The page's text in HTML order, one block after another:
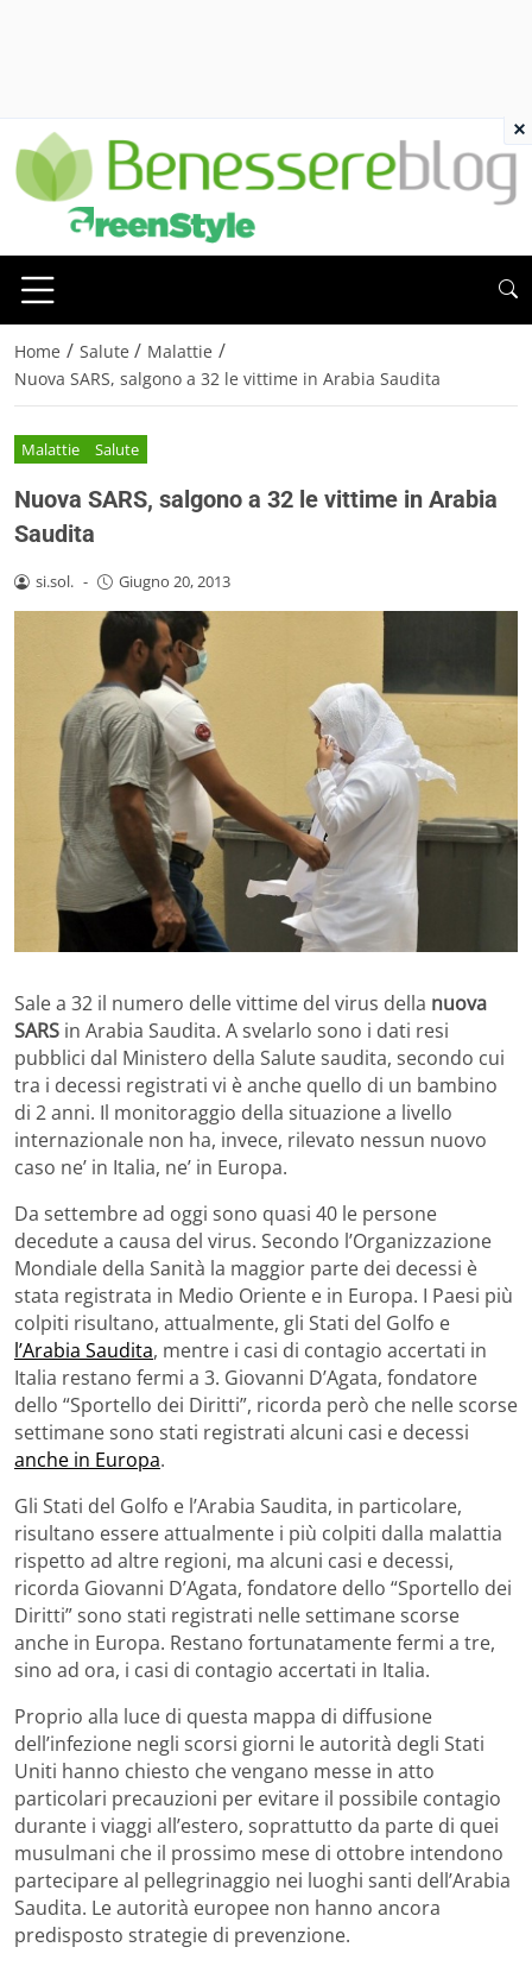
Home / Salute / Malattie /
Nuova SARS, salgono a 32 le vittime in Arabia Saudita
Malattie Salute
Nuova SARS, salgono a 32 le vittime in Arabia
Saudita
si.sol. - Giugno 20, 2013
Sale a 32 il numero delle vittime del virus della nuova
SARS in Arabia Saudita. A svelarlo sono i dati resi
pubblici dal Ministero della Salute saudita, secondo cui
tra i decessi registrati vi è anche quello di un bambino
di 2 anni. Il monitoraggio della situazione a livello
internazionale non ha, invece, rilevato nessun nuovo
caso ne’ in Italia, ne’ in Europa.
Da settembre ad oggi sono quasi 40 le persone
decedute a causa del virus. Secondo l’Organizzazione
Mondiale della Sanità la maggior parte dei decessi è
stata registrata in Medio Oriente e in Europa. I Paesi più
colpiti risultano, attualmente, gli Stati del Golfo e
l’Arabia Saudita, mentre i casi di contagio accertati in
Italia restano fermi a 3. Giovanni D’Agata, fondatore
dello “Sportello dei Diritti”, ricorda però che nelle scorse
settimane sono stati registrati alcuni casi e decessi
anche in Europa.
Gli Stati del Golfo e l’Arabia Saudita, in particolare,
risultano essere attualmente i più colpiti dalla malattia
rispetto ad altre regioni, ma alcuni casi e decessi,
ricorda Giovanni D’Agata, fondatore dello “Sportello dei
Diritti” sono stati registrati nelle settimane scorse
anche in Europa. Restano fortunatamente fermi a tre,
sino ad ora, i casi di contagio accertati in Italia.
Proprio alla luce di questa mappa di diffusione
dell’infezione negli scorsi giorni le autorità degli Stati
Uniti hanno chiesto che vengano messe in atto
particolari precauzioni per evitare il possibile contagio
durante i viaggi all’estero, soprattutto da parte di quei
musulmani che il prossimo mese di ottobre intendono
partecipare al pellegrinaggio nei luoghi santi dell’Arabia
Saudita. Le autorità europee non hanno ancora
predisposto strategie di prevenzione.
×